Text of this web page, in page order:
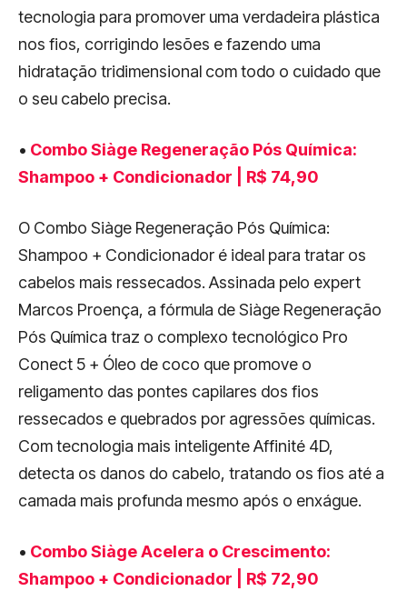
tecnologia para promover uma verdadeira plástica
nos fios, corrigindo lesões e fazendo uma
hidratação tridimensional com todo o cuidado que
o seu cabelo precisa.
• Combo Siàge Regeneração Pós Química:
Shampoo + Condicionador | R$ 74,90
O Combo Siàge Regeneração Pós Química:
Shampoo + Condicionador é ideal para tratar os
cabelos mais ressecados. Assinada pelo expert
Marcos Proença, a fórmula de Siàge Regeneração
Pós Química traz o complexo tecnológico Pro
Conect 5 + Óleo de coco que promove o
religamento das pontes capilares dos fios
ressecados e quebrados por agressões químicas.
Com tecnologia mais inteligente Affinité 4D,
detecta os danos do cabelo, tratando os fios até a
camada mais profunda mesmo após o enxágue.
• Combo Siàge Acelera o Crescimento:
Shampoo + Condicionador | R$ 72,90